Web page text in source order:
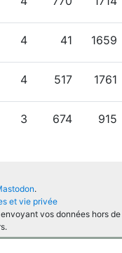
4 41 1659
4 517 1761
3 674 915
.
et vie privée
vos données hors de